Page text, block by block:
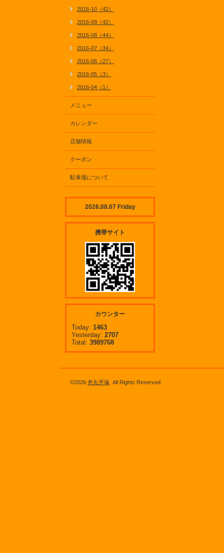
2016-10（42）
2016-09（42）
2016-08（44）
2016-07（34）
2016-06（27）
2016-05（3）
2016-04（1）
メニュー
カレンダー
店舗情報
クーポン
駐車場について
2026.08.07 Friday
携帯サイト
カウンター
Today: 1463
Yesterday: 2707
Total: 3989768
©2026 丼丸平塚 . All Rights Reserved.